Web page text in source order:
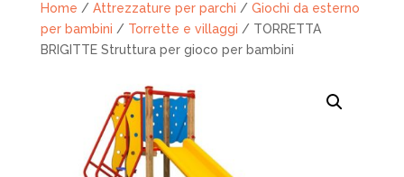
Home / Attrezzature per parchi / Giochi da esterno
per bambini / Torrette e villaggi / TORRETTA
BRIGITTE Struttura per gioco per bambini